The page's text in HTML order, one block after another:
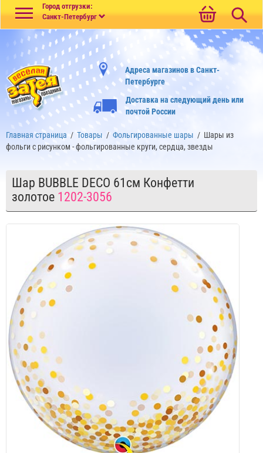
Город отгрузки:
Санкт-Петербург
Адреса магазинов в Санкт-
Петербурге
Доставка на следующий день или
почтой России
Главная страница / Товары / Фольгированные шары / Шары из
фольги с рисунком - фольгированные круги, сердца, звезды
Шар BUBBLE DECO 61см Конфетти
золотое 1202-3056